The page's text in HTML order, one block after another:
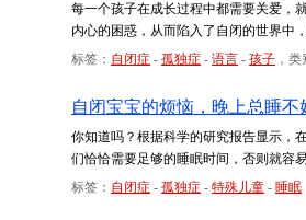
每一个孩子在成长过程中都需要关爱，
内心的困惑，从而陷入了自闭的世界中
标签： 自闭症 - 孤独症 - 语言 - 孩子 ，
自闭宝宝的烦恼，晚上总睡不
你知道吗？根据科学的研究报告显示，
们恰恰需要足够的睡眠时间，否则就容
标签： 自闭症 - 孤独症 - 特殊儿童 - 睡眠